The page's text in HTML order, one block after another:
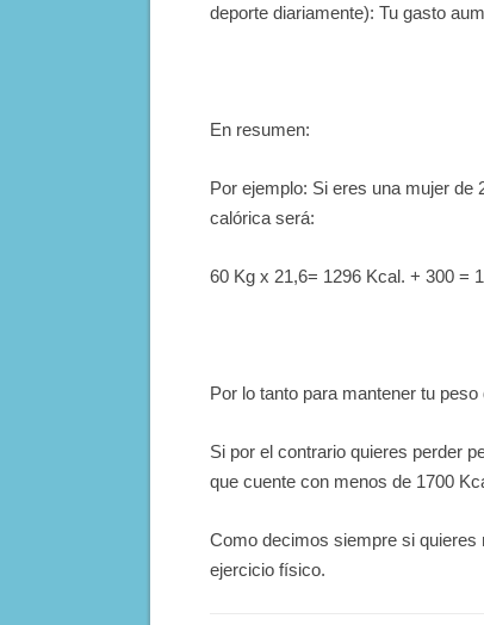
deporte diariamente): Tu gasto
En resumen:
Por ejemplo: Si eres una mujer de
calórica será:
60 Kg x 21,6= 1296 Kcal. + 300 =
Por lo tanto para mantener tu
Si por el contrario quieres perder
que cuente con menos de 1700
Como decimos siempre si
ejercicio físico.